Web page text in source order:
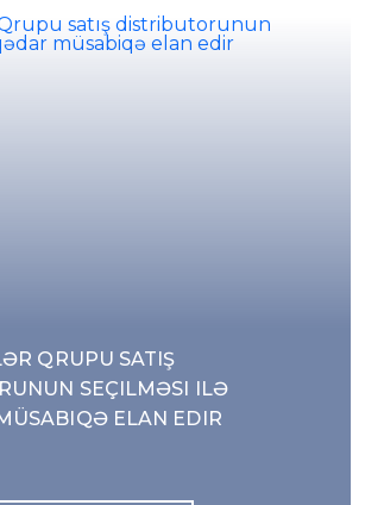
QRUPU SATIŞ
SEÇILMƏSI ILƏ
ELAN EDIR